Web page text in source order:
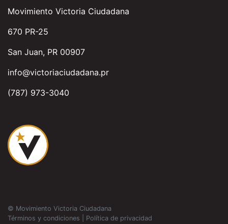
Movimiento Victoria Ciudadana
670 PR-25
San Juan, PR 00907
info@victoriaciudadana.pr
(787) 973-3040
© Movimiento Victoria Ciudadana
Términos y condiciones
Política de privacidad